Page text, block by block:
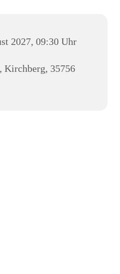
2027, 09:30 Uhr
Kirchberg, 35756